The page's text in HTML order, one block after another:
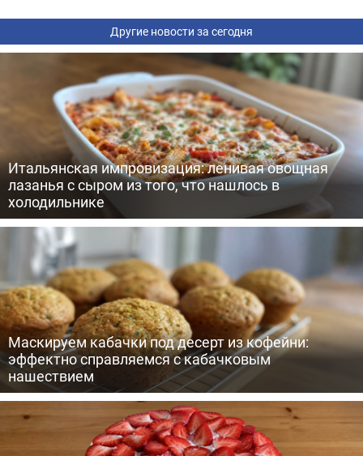
Другие новости за сегодня
Итальянская импровизация: ленивая овощная
лазанья с сыром из того, что нашлось в
холодильнике
Маскируем кабачки под десерт из кофейни:
эффектно справляемся с кабачковым
нашествием